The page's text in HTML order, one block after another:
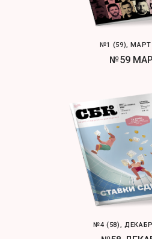
№1 (59), МАРТ
№59
№4 (58),